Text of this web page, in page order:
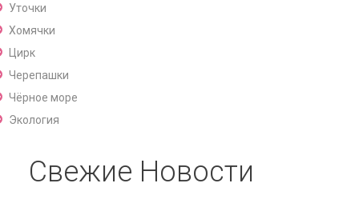
Уточки
Хомячки
Цирк
Черепашки
Чёрное море
Экология
Свежие Новости